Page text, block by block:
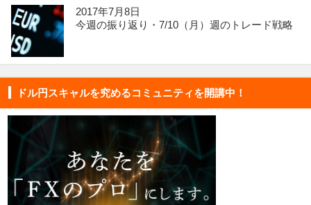
2017年7月8日
今週の振り返り・7/10（月）週のトレード戦略
ドル円スキャルを究めるコミュニティを開講中！